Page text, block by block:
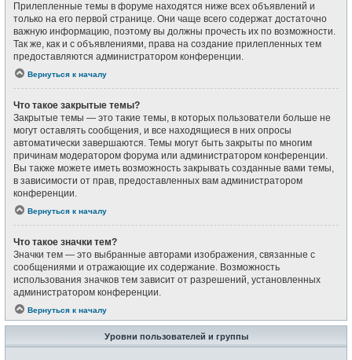
Прилепленные темы в форуме находятся ниже всех объявлений и
только на его первой странице. Они чаще всего содержат достаточно
важную информацию, поэтому вы должны прочесть их по возможности.
Так же, как и с объявлениями, права на создание прилепленных тем
предоставляются администратором конференции.
Вернуться к началу
Что такое закрытые темы?
Закрытые темы — это такие темы, в которых пользователи больше не
могут оставлять сообщения, и все находящиеся в них опросы
автоматически завершаются. Темы могут быть закрыты по многим
причинам модератором форума или администратором конференции.
Вы также можете иметь возможность закрывать созданные вами темы,
в зависимости от прав, предоставленных вам администратором
конференции.
Вернуться к началу
Что такое значки тем?
Значки тем — это выбранные авторами изображения, связанные с
сообщениями и отражающие их содержание. Возможность
использования значков тем зависит от разрешений, установленных
администратором конференции.
Вернуться к началу
Уровни пользователей и группы